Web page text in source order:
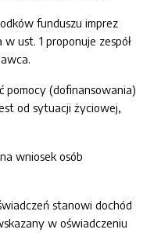
funduszu imprez
ust. 1 proponuje zespół
.
pomocy (dofinansowania)
od sytuacji życiowej,
wniosek osób
stanowi dochód
w oświadczeniu